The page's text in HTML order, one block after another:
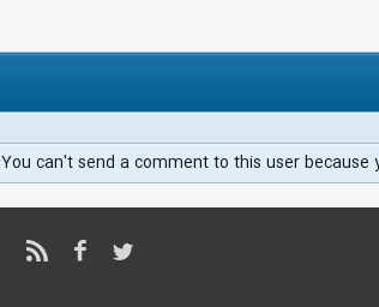
You can't send a comment to this user because